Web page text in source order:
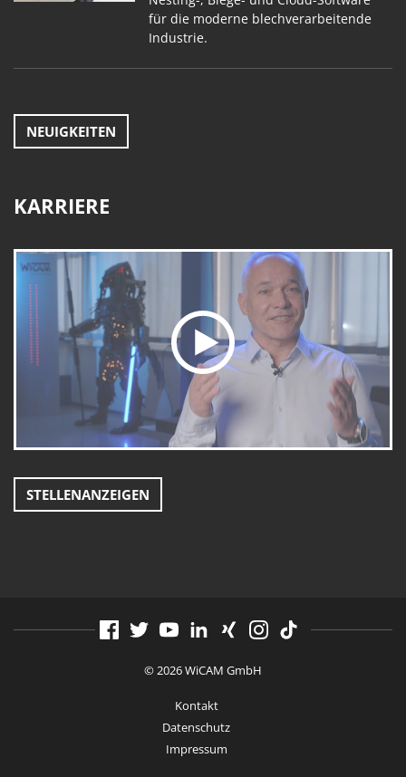
für die moderne blechverarbeitende
Industrie.
NEUIGKEITEN
KARRIERE
STELLENANZEIGEN
© 2026 WiCAM GmbH
Kontakt
Datenschutz
Impressum